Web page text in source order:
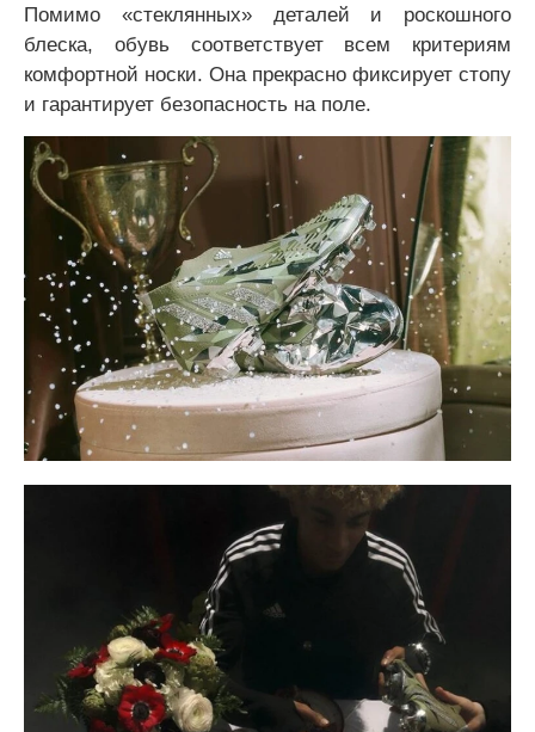
Помимо «стеклянных» деталей и роскошного
блеска, обувь соответствует всем критериям
комфортной носки. Она прекрасно фиксирует стопу
и гарантирует безопасность на поле.